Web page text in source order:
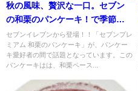
秋の風味、贅沢な一口。セブン
の和栗のパンケーキ！で季節を
感じよう。
セブンイレブンから登場！！「セブンプレ
ミアム 和栗のパンケーキ」が、パンケー
キ愛好者の間で話題となっています。この
パンケーキはは、和栗ペース...